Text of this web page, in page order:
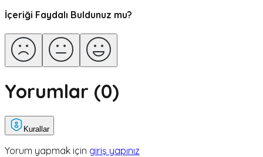
İçeriği Faydalı Buldunuz mu?
Yorumlar (0)
Kurallar
Yorum yapmak için giriş yapınız